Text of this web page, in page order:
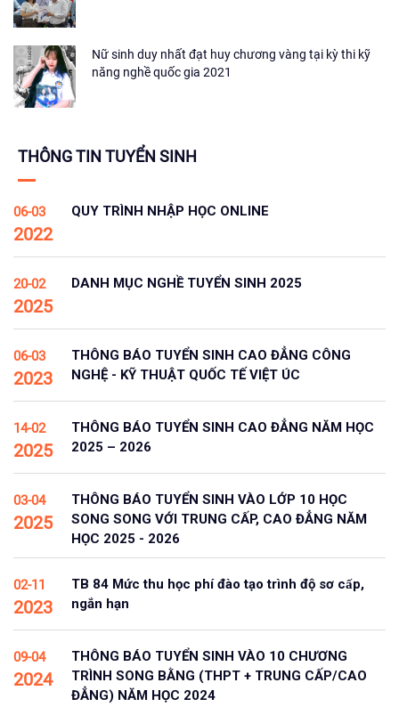
Nữ sinh duy nhất đạt huy chương vàng tại kỳ thi kỹ
năng nghề quốc gia 2021
THÔNG TIN TUYỂN SINH
06-03
2022
QUY TRÌNH NHẬP HỌC ONLINE
20-02
2025
DANH MỤC NGHỀ TUYỂN SINH 2025
06-03
2023
THÔNG BÁO TUYỂN SINH CAO ĐẲNG CÔNG
NGHỆ - KỸ THUẬT QUỐC TẾ VIỆT ÚC
14-02
2025
THÔNG BÁO TUYỂN SINH CAO ĐẲNG NĂM HỌC
2025 – 2026
03-04
2025
THÔNG BÁO TUYỂN SINH VÀO LỚP 10 HỌC
SONG SONG VỚI TRUNG CẤP, CAO ĐẲNG NĂM
HỌC 2025 - 2026
02-11
2023
TB 84 Mức thu học phí đào tạo trình độ sơ cấp,
ngắn hạn
09-04
2024
THÔNG BÁO TUYỂN SINH VÀO 10 CHƯƠNG
TRÌNH SONG BẰNG (THPT + TRUNG CẤP/CAO
ĐẲNG) NĂM HỌC 2024